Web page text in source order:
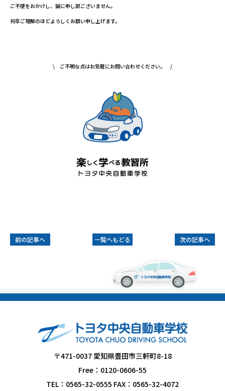
ご不便をおかけし、誠に申し訳ございません。
何卒ご理解のほどよろしくお願い申し上げます。
\ ご不明な点はお気軽にお問い合わせください。 /
前の記事へ 一覧へもどる 次の記事へ
〒471-0037 愛知県豊田市三軒町8-18
Free：0120-0606-55
TEL：0565-32-0555 FAX：0565-32-4072